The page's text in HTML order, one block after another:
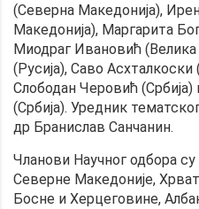
(Северна Македонија),
Македонија), Маргарита
Миодраг Ивановић
(Русија), Саво
Слободан Черовић
(Србија). Уредник
др Бранислав Санчанин.
Чланови Научног одбора
Северне Македоније,
Босне и Херцеговине,